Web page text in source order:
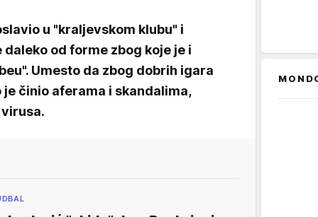
u "kraljevskom klubu" i
od forme zbog koje je i
Umesto da zbog dobrih igara
činio aferama i skandalima,